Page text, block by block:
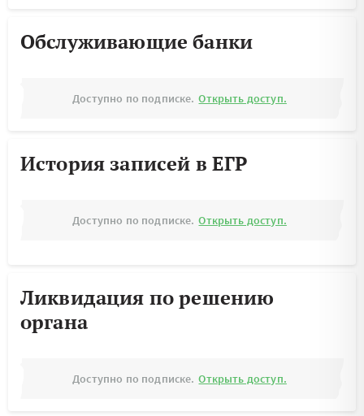
Обслуживающие банки
Доступно по подписке. Открыть доступ.
История записей в ЕГР
Доступно по подписке. Открыть доступ.
Ликвидация по решению
органа
Доступно по подписке. Открыть доступ.